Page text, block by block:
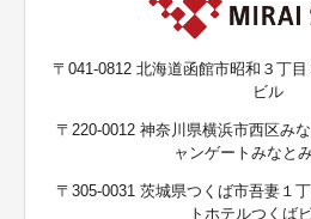
〒041-0812 北海道函館市昭和３丁
ビル
〒220-0012 神奈川県横浜市西区み
ャンゲートみなと
〒305-0031 茨城県つくば市吾妻１
トホテルつくば